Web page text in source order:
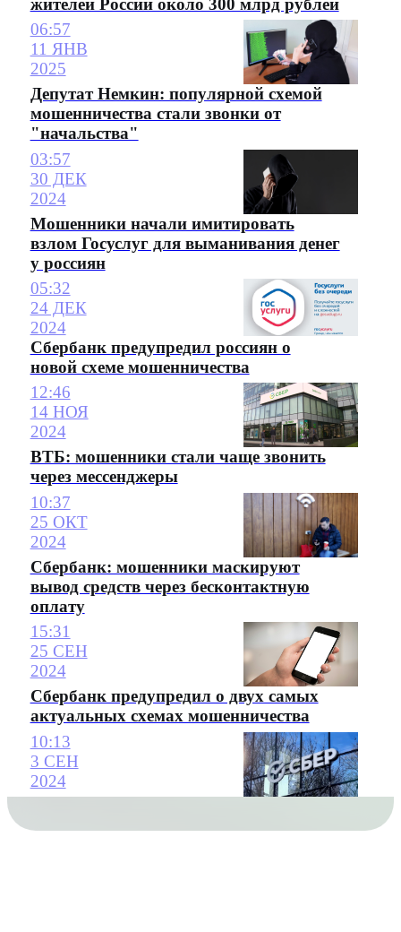
жителей России около 300 млрд рублей
06:57
11 ЯНВ
2025
Депутат Немкин: популярной схемой
мошенничества стали звонки от
"начальства"
03:57
30 ДЕК
2024
Мошенники начали имитировать
взлом Госуслуг для выманивания денег
у россиян
05:32
24 ДЕК
2024
Сбербанк предупредил россиян о
новой схеме мошенничества
12:46
14 НОЯ
2024
ВТБ: мошенники стали чаще звонить
через мессенджеры
10:37
25 ОКТ
2024
Сбербанк: мошенники маскируют
вывод средств через бесконтактную
оплату
15:31
25 СЕН
2024
Сбербанк предупредил о двух самых
актуальных схемах мошенничества
10:13
3 СЕН
2024